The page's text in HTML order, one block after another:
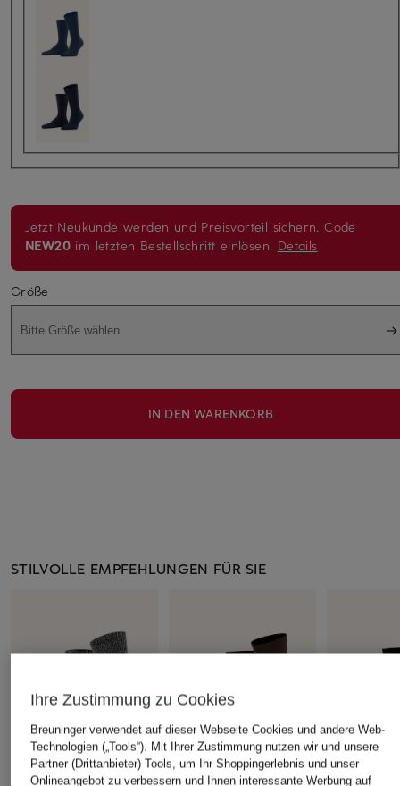
Jetzt Neukunde werden und Preisvorteil sichern. Code
NEW20 im letzten Bestellschritt einlösen. Details
Größe
Bitte Größe wählen
IN DEN WARENKORB
STILVOLLE EMPFEHLUNGEN FÜR SIE
Ihre Zustimmung zu Cookies
Breuninger verwendet auf dieser Webseite Cookies und andere Web-
Technologien („Tools“). Mit Ihrer Zustimmung nutzen wir und unsere
Partner (Drittanbieter) Tools, um Ihr Shoppingerlebnis und unser
Onlineangebot zu verbessern und Ihnen interessante Werbung auf